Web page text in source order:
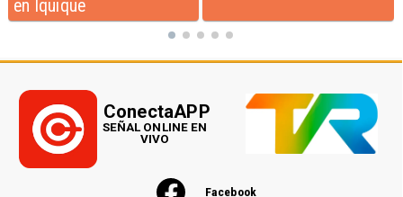
Facebook
ConectaAPP
SEÑAL ONLINE EN
VIVO